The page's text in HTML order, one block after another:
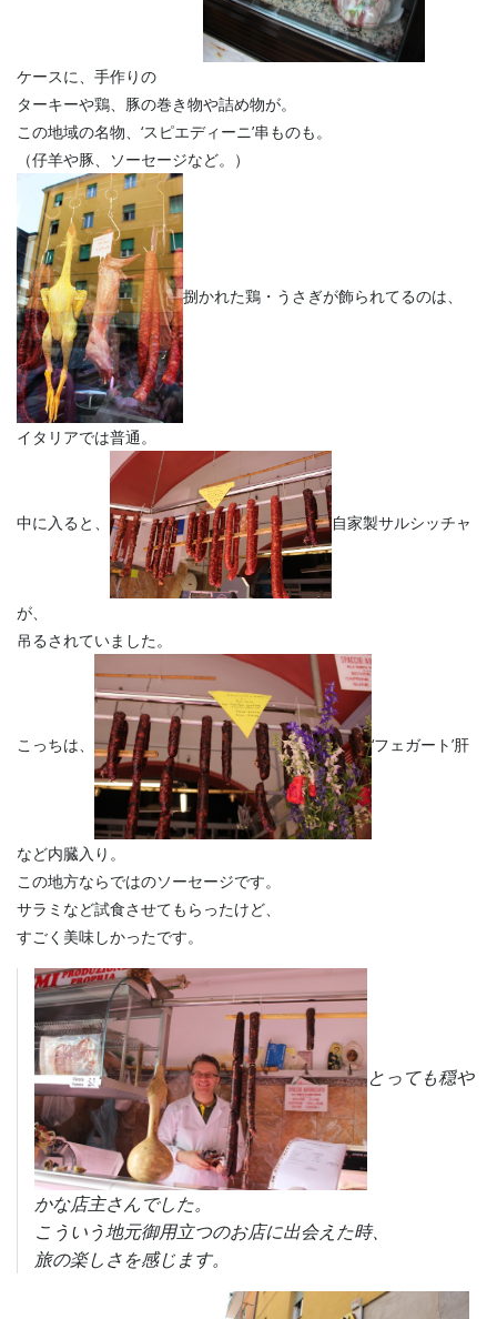
ケースに、手作りの
ターキーや鶏、豚の巻き物や詰め物が。
この地域の名物、‘スピエディーニ’串ものも。
（仔羊や豚、ソーセージなど。）
捌かれた鶏・うさぎが飾られてるのは、
イタリアでは普通。
中に入ると、 自家製サルシッチャ
が、
吊るされていました。
こっちは、 ‘フェガート’肝
など内臓入り。
この地方ならではのソーセージです。
サラミなど試食させてもらったけど、
すごく美味しかったです。
とっても穏や
かな店主さんでした。
こういう地元御用立つのお店に出会えた時、
旅の楽しさを感じます。